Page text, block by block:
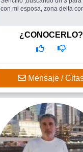
con mi esposa, zona
¿CONOCERLO?
Mensaje /